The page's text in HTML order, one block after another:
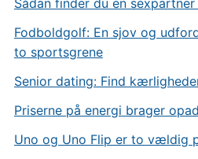
Sådan finder du en
Fodboldgolf: En sjov og
to sportsgrene
Senior dating: Find
Priserne på energi brager opad
Uno og Uno Flip er to vældig